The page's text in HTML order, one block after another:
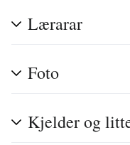
Lærarar
Foto
Kjelder og